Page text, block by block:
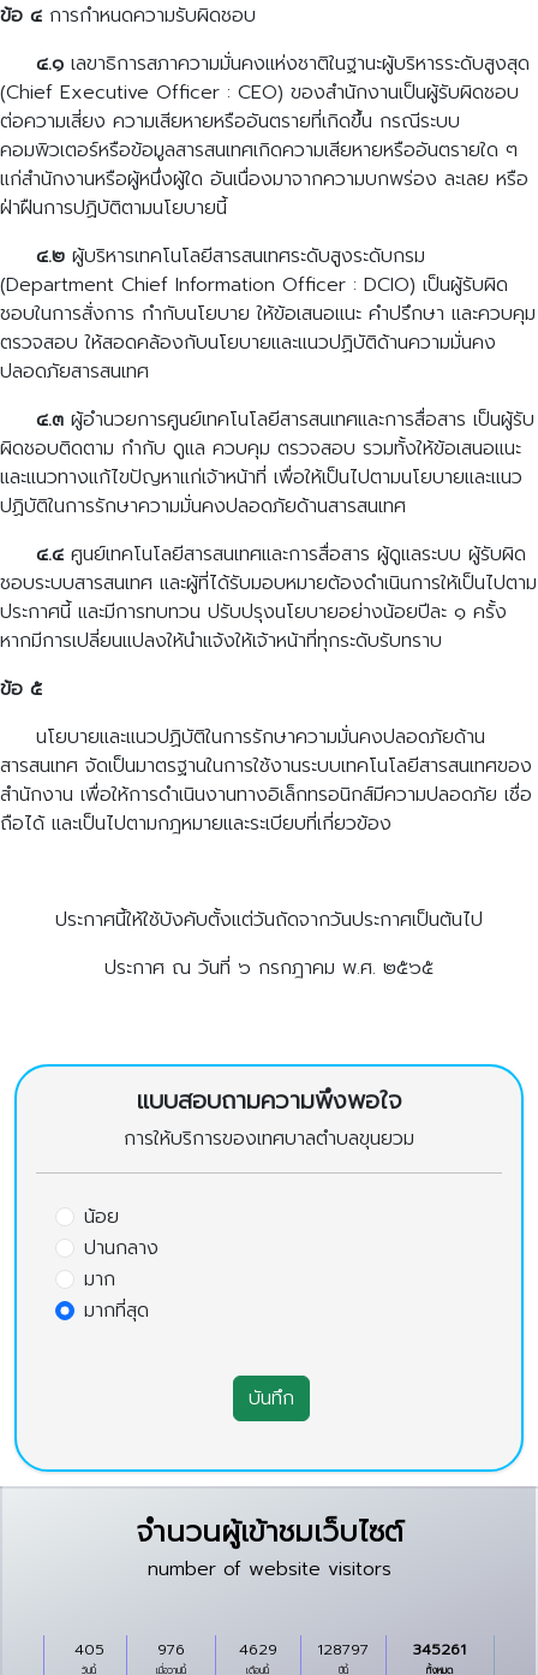
ข้อ ๔ การกำหนดความรับผิดชอบ
๔.๑ เลขาธิการสภาความมั่นคงแห่งชาติในฐานะผู้บริหารระดับสูงสุด
(Chief Executive Officer : CEO) ของสำนักงานเป็นผู้รับผิดชอบ
ต่อความเสี่ยง ความเสียหายหรืออันตรายที่เกิดขึ้น กรณีระบบ
คอมพิวเตอร์หรือข้อมูลสารสนเทศเกิดความเสียหายหรืออันตรายใด ๆ
แก่สำนักงานหรือผู้หนึ่งผู้ใด อันเนื่องมาจากความบกพร่อง ละเลย หรือ
ฝ่าฝืนการปฏิบัติตามนโยบายนี้
๔.๒ ผู้บริหารเทคโนโลยีสารสนเทศระดับสูงระดับกรม
(Department Chief Information Officer : DCIO) เป็นผู้รับผิด
ชอบในการสั่งการ กำกับนโยบาย ให้ข้อเสนอแนะ คำปรึกษา และควบคุม
ตรวจสอบ ให้สอดคล้องกับนโยบายและแนวปฏิบัติด้านความมั่นคง
ปลอดภัยสารสนเทศ
๔.๓ ผู้อำนวยการศูนย์เทคโนโลยีสารสนเทศและการสื่อสาร เป็นผู้รับ
ผิดชอบติดตาม กำกับ ดูแล ควบคุม ตรวจสอบ รวมทั้งให้ข้อเสนอแนะ
และแนวทางแก้ไขปัญหาแก่เจ้าหน้าที่ เพื่อให้เป็นไปตามนโยบายและแนว
ปฏิบัติในการรักษาความมั่นคงปลอดภัยด้านสารสนเทศ
๔.๔ ศูนย์เทคโนโลยีสารสนเทศและการสื่อสาร ผู้ดูแลระบบ ผู้รับผิด
ชอบระบบสารสนเทศ และผู้ที่ได้รับมอบหมายต้องดำเนินการให้เป็นไปตาม
ประกาศนี้ และมีการทบทวน ปรับปรุงนโยบายอย่างน้อยปีละ ๑ ครั้ง
หากมีการเปลี่ยนแปลงให้นำแจ้งให้เจ้าหน้าที่ทุกระดับรับทราบ
ข้อ ๕
นโยบายและแนวปฏิบัติในการรักษาความมั่นคงปลอดภัยด้าน
สารสนเทศ จัดเป็นมาตรฐานในการใช้งานระบบเทคโนโลยีสารสนเทศของ
สำนักงาน เพื่อให้การดำเนินงานทางอิเล็กทรอนิกส์มีความปลอดภัย เชื่อ
ถือได้ และเป็นไปตามกฎหมายและระเบียบที่เกี่ยวข้อง
ประกาศนี้ให้ใช้บังคับตั้งแต่วันถัดจากวันประกาศเป็นต้นไป
ประกาศ ณ วันที่ ๖ กรกฎาคม พ.ศ. ๒๕๖๕
แบบสอบถามความพึงพอใจ
การให้บริการของเทศบาลตำบลขุนยวม
น้อย
ปานกลาง
มาก
มากที่สุด
บันทึก
จำนวนผู้เข้าชมเว็บไซต์
number of website visitors
วันนี้
405
เมื่อวานนี้
976
เดือนนี้
4629
ปีนี้
128797
ทั้งหมด
345261